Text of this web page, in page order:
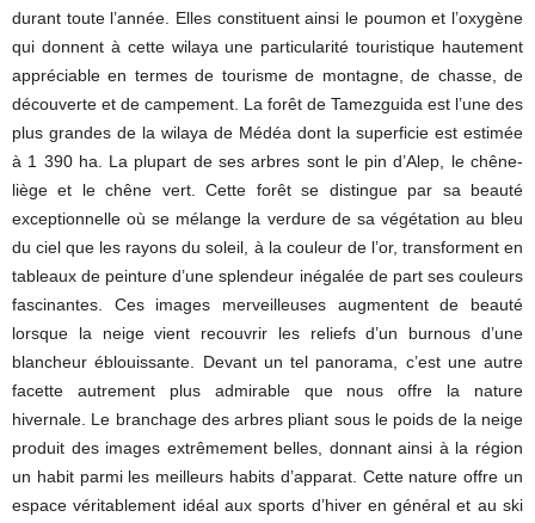
durant toute l’année. Elles constituent ainsi le poumon et l’oxygène
qui donnent à cette wilaya une particularité touristique hautement
appréciable en termes de tourisme de montagne, de chasse, de
découverte et de campement. La forêt de Tamezguida est l’une des
plus grandes de la wilaya de Médéa dont la superficie est estimée
à 1 390 ha. La plupart de ses arbres sont le pin d’Alep, le chêne-
liège et le chêne vert. Cette forêt se distingue par sa beauté
exceptionnelle où se mélange la verdure de sa végétation au bleu
du ciel que les rayons du soleil, à la couleur de l’or, transforment en
tableaux de peinture d’une splendeur inégalée de part ses couleurs
fascinantes. Ces images merveilleuses augmentent de beauté
lorsque la neige vient recouvrir les reliefs d’un burnous d’une
blancheur éblouissante. Devant un tel panorama, c’est une autre
facette autrement plus admirable que nous offre la nature
hivernale. Le branchage des arbres pliant sous le poids de la neige
produit des images extrêmement belles, donnant ainsi à la région
un habit parmi les meilleurs habits d’apparat. Cette nature offre un
espace véritablement idéal aux sports d’hiver en général et au ski